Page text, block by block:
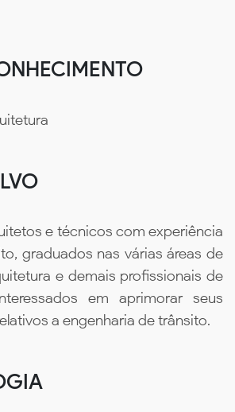
e técnicos com experiência
graduados nas várias áreas de
e demais profissionais de
em aprimorar seus
a engenharia de trânsito.